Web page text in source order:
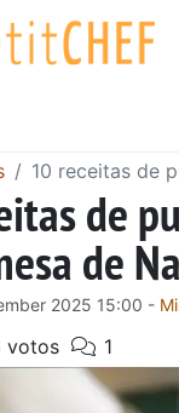
10 receitas de
de
de
2025 15:00 -